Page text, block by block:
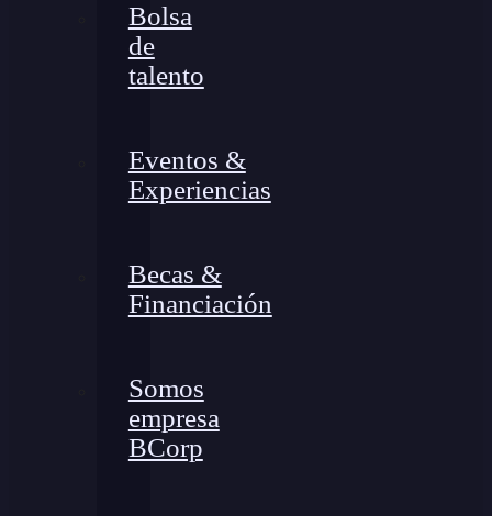
Bolsa
de
talento
Eventos &
Experiencias
Becas &
Financiación
Somos
empresa
BCorp